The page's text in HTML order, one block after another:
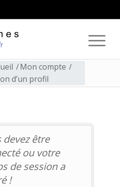
/Mon compte /
d’un profil
profil
devez être
ou votre
de session a
!